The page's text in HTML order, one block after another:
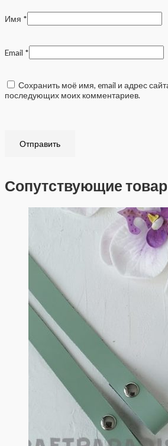
Имя *
Email *
Сохранить моё имя, email и адрес
последующих моих комментариев.
Сопутствующие